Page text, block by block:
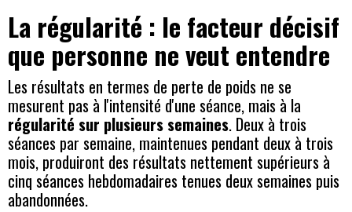
La régularité : le facteur décisif
que personne ne veut entendre
Les résultats en termes de perte de poids ne se
mesurent pas à l'intensité d'une séance, mais à la
régularité sur plusieurs semaines. Deux à trois
séances par semaine, maintenues pendant deux à trois
mois, produiront des résultats nettement supérieurs à
cinq séances hebdomadaires tenues deux semaines puis
abandonnées.